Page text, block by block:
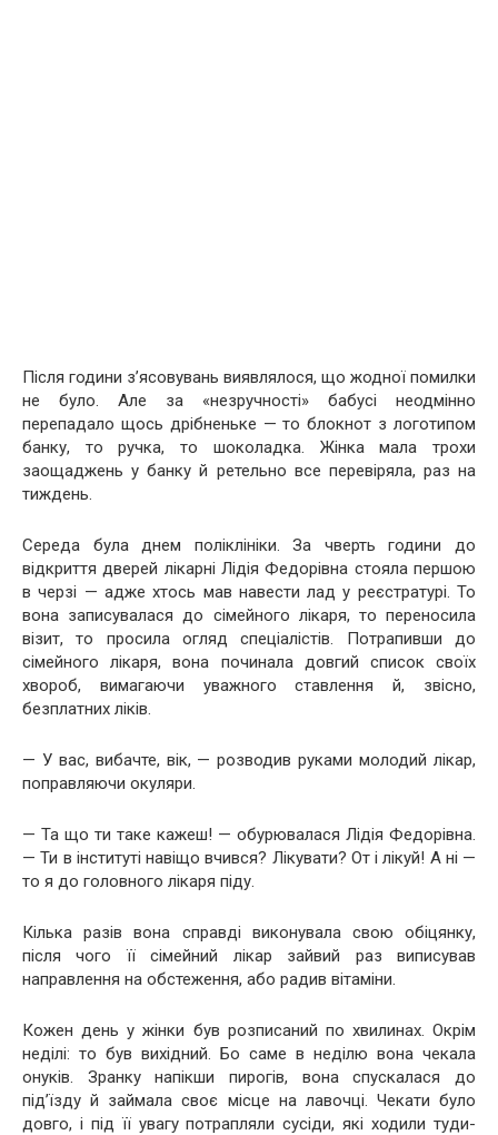
Після години з’ясовувань виявлялося, що жодної помилки
не було. Але за «незручності» бабусі неодмінно
перепадало щось дрібненьке — то блокнот з логотипом
банку, то ручка, то шоколадка. Жінка мала трохи
заощаджень у банку й ретельно все перевіряла, раз на
тиждень.
Середа була днем поліклініки. За чверть години до
відкриття дверей лікарні Лідія Федорівна стояла першою
в черзі — адже хтось мав навести лад у реєстратурі. То
вона записувалася до сімейного лікаря, то переносила
візит, то просила огляд спеціалістів. Потрапивши до
сімейного лікаря, вона починала довгий список своїх
хвороб, вимагаючи уважного ставлення й, звісно,
безплатних ліків.
— У вас, вибачте, вік, — розводив руками молодий лікар,
поправляючи окуляри.
— Та що ти таке кажеш! — обурювалася Лідія Федорівна.
— Ти в інституті навіщо вчився? Лікувати? От і лікуй! А ні —
то я до головного лікаря піду.
Кілька разів вона справді виконувала свою обіцянку,
після чого її сімейний лікар зайвий раз виписував
направлення на обстеження, або радив вітаміни.
Кожен день у жінки був розписаний по хвилинах. Окрім
неділі: то був вихідний. Бо саме в неділю вона чекала
онуків. Зранку напікши пирогів, вона спускалася до
під’їзду й займала своє місце на лавочці. Чекати було
довго, і під її увагу потрапляли сусіди, які ходили туди-